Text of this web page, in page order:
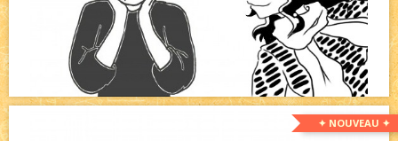
✦ NOUVEAU ✦